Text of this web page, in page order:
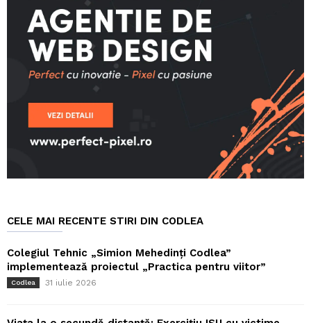
CELE MAI RECENTE STIRI DIN CODLEA
Colegiul Tehnic „Simion Mehedinți Codlea”
implementează proiectul „Practica pentru viitor”
Codlea 31 iulie 2026